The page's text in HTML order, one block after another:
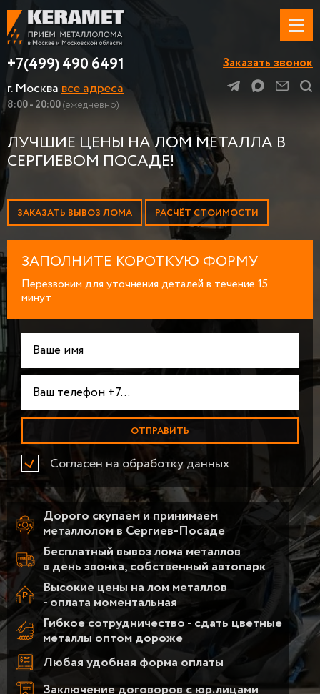
+7(499) 490 6491
г. Москвавсе адреса
8:00 - 20:00(ежедневно)
Заказать звонок
ЛУЧШИЕ ЦЕНЫ НА ЛОМ МЕТАЛЛА В
СЕРГИЕВОМ ПОСАДЕ!
ЗАКАЗАТЬ ВЫВОЗ ЛОМА РАСЧЁТ СТОИМОСТИ
Дорого скупаем и принимаем
металлолом в Сергиев-Посаде
Бесплатный вывоз лома металлов
в день звонка, собственный автопарк
Высокие цены на лом металлов
- оплата моментальная
Гибкое сотрудничество - сдать цветные
металлы оптом дороже
Любая удобная форма оплаты
Заключение договоров с юр.лицами
ЗАПОЛНИТЕ КОРОТКУЮ ФОРМУ
Перезвоним для уточнения деталей в течение 15
минут
Согласен на обработку данных